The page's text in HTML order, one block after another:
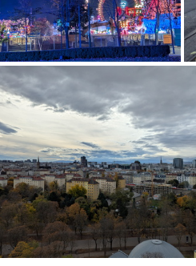
PXL 20251030 170001853